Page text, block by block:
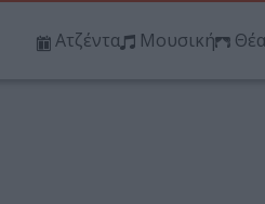
Ατζέντα Μουσική